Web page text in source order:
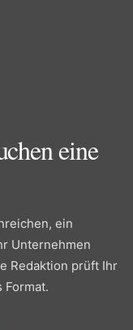
eine
ein
Unternehmen
Redaktion prüft Ihr
Format.